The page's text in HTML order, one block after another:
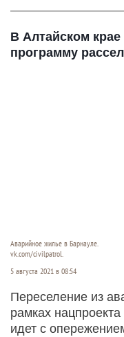
В Алтайском
программу
Аварийное жилье в Барнауле.
vk.com/civilpatrol.
5 августа 2021 в 08:54
Переселение из
рамках
идет с